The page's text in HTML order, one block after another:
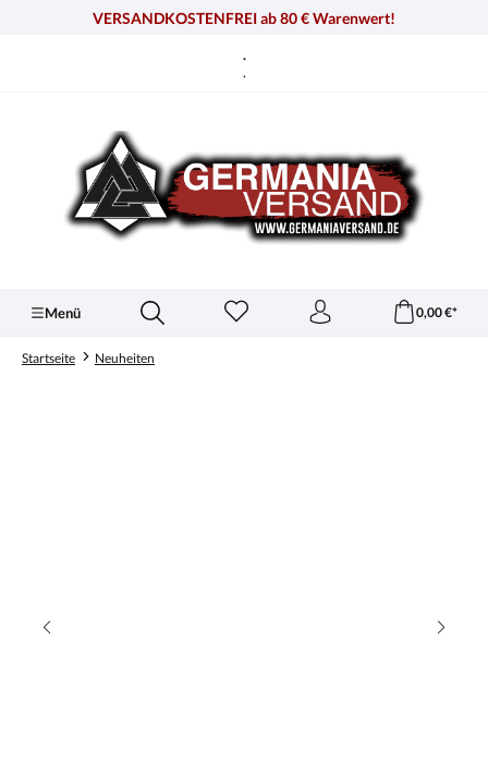
VERSANDKOSTENFREI ab 80 € Warenwert!
.
.
Menü 0,00 €*
Startseite Neuheiten